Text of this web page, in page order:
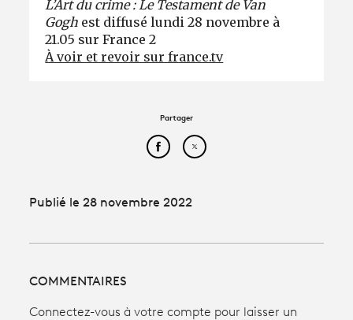
L’Art du crime : Le Testament de Van
Gogh est diffusé lundi 28 novembre à
21.05 sur France 2
À voir et revoir sur france.tv
Partager
Partager cet article sur
Partager cet article sur
Publié le 28 novembre 2022
COMMENTAIRES
Connectez-vous à votre compte pour laisser un